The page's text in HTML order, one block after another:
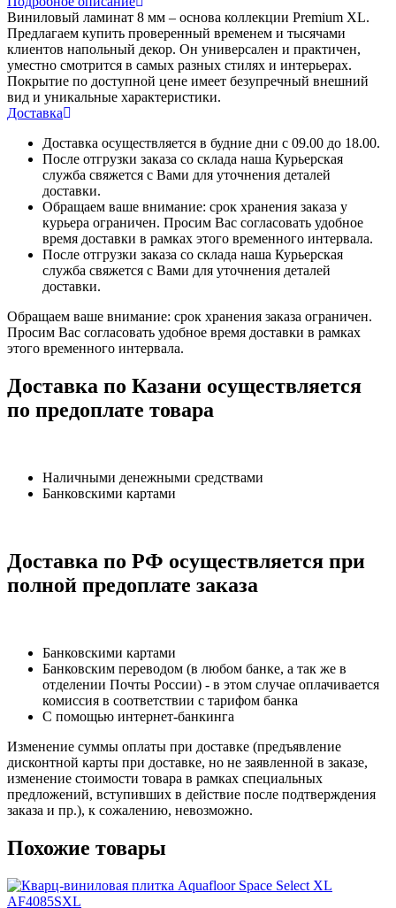
Виниловый ламинат 8 мм – основа коллекции Premium XL.
Предлагаем купить проверенный временем и тысячами
клиентов напольный декор. Он универсален и практичен,
уместно смотрится в самых разных стилях и интерьерах.
Покрытие по доступной цене имеет безупречный внешний
вид и уникальные характеристики.
Доставка
Доставка осуществляется в будние дни с 09.00 до 18.00.
После отгрузки заказа со склада наша Курьерская
служба свяжется с Вами для уточнения деталей
доставки.
Обращаем ваше внимание: срок хранения заказа у
курьера ограничен. Просим Вас согласовать удобное
время доставки в рамках этого временного интервала.
После отгрузки заказа со склада наша Курьерская
служба свяжется с Вами для уточнения деталей
доставки.
Обращаем ваше внимание: срок хранения заказа ограничен.
Просим Вас согласовать удобное время доставки в рамках
этого временного интервала.
Доставка по Казани осуществляется
по предоплате товара
Наличными денежными средствами
Банковскими картами
Доставка по РФ осуществляется при
полной предоплате заказа
Банковскими картами
Банковским переводом (в любом банке, а так же в
отделении Почты России) - в этом случае оплачивается
комиссия в соответствии с тарифом банка
С помощью интернет-банкинга
Изменение суммы оплаты при доставке (предъявление
дисконтной карты при доставке, но не заявленной в заказе,
изменение стоимости товара в рамках специальных
предложений, вступивших в действие после подтверждения
заказа и пр.), к сожалению, невозможно.
Похожие товары